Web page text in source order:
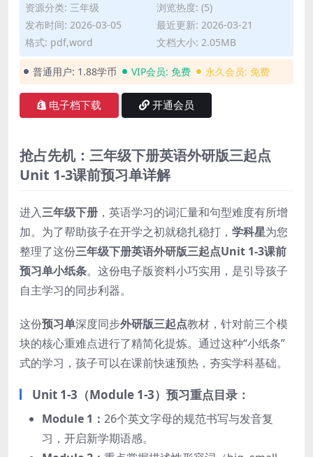
资源分类: 三年级
浏览热度: (5)
发布时间: 2026-03-05
最近更新: 2026-03-21
格式: pdf,word
文档大小: 2.05MB
普通用户: 1.88学币 VIP会员: 免费 永久会员: 免费
电子档下载 开通会员
抢占先机：三年级下册英语外研版三起点
Unit 1-3课前预习单详解
进入三年级下册 ，英语学习的词汇量和句型难度有所增
加。为了帮助孩子在开学之初就稳扎稳打， 学科星为您
整理了这份三年级下册英语外研版三起点Unit 1-3课前
预习单小纸条。这份电子版资料小巧实用，是引导孩子
自主学习的同步利器。
这份预习单深度同步外研版三起点教材，针对前三个模
块的核心重难点进行了精简化提炼。通过这种“小纸条”
式的学习，孩子可以在课前快速预热，夯实学科基础。
Unit 1-3（Module 1-3）预习重点目录：
Module 1： 26个英文字母的规范书写与发音复
习，开启新学期语感。